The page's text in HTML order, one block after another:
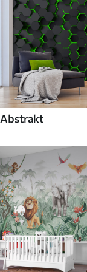
Abstrakt